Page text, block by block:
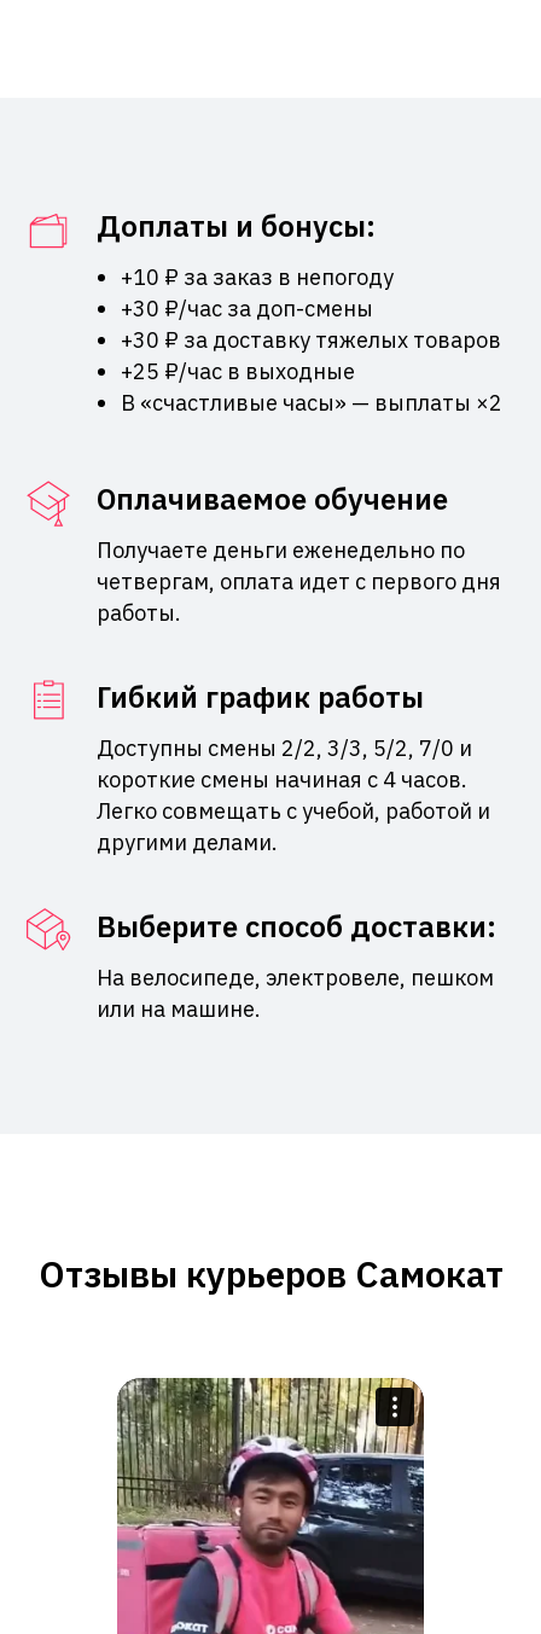
Доплаты и бонусы:
+10 ₽ за заказ в непогоду
+30 ₽/час за доп-смены
+30 ₽ за доставку тяжелых товаров
+25 ₽/час в выходные
В «счастливые часы» — выплаты ×2
Оплачиваемое обучение
Получаете деньги еженедельно по
четвергам, оплата идет с первого дня
работы.
Гибкий график работы
Доступны смены 2/2, 3/3, 5/2, 7/0 и
короткие смены начиная с 4 часов.
Легко совмещать с учебой, работой и
другими делами.
Выберите способ доставки:
На велосипеде, электровеле, пешком
или на машине.
Отзывы курьеров Самокат